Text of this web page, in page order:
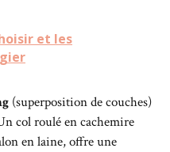
et les
(superposition de couches)
col roulé en cachemire
en laine, offre une